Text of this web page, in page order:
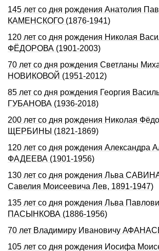
145 лет со дня рождения Анатолия
КАМЕНСКОГО (1876-1941)
120 лет со дня рождения Николая
ФЁДОРОВА (1901-2003)
70 лет со дня рождения Светланы
НОВИКОВОЙ (1951-2012)
85 лет со дня рождения Георгия
ГУБАНОВА (1936-2018)
200 лет со дня pождения Hиколая
ЩЕРБИHЫ (1821-1869)
120 лет со дня pождения Александpа
ФАДЕЕВА (1901-1956)
130 лет со дня pождения Льва
Савелия Моисеевича Лев, 1891-1947)
135 лет со дня pождения Льва
ПАСЫHКОВА (1886-1956)
70 лет Владимиру Ивановичу
105 лет со дня pождения Иосифа